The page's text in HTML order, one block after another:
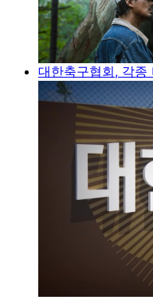
대한축구협회, 각종